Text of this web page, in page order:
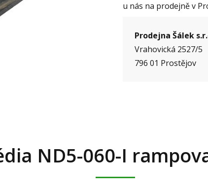
u nás na prodejně v
Prodejna Šálek
Vrahovická 2527/5
796 01 Prostějov
ND5-060-I